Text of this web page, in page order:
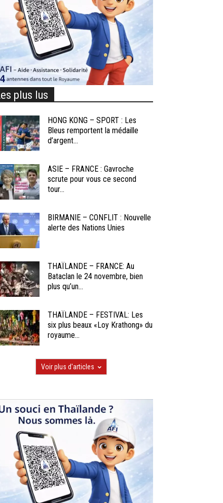
plus lus
HONG KONG – SPORT : Les
Bleus remportent la médaille
d’argent...
ASIE – FRANCE : Gavroche
scrute pour vous ce second
tour...
BIRMANIE – CONFLIT : Nouvelle
alerte des Nations Unies
THAÏLANDE – FRANCE: Au
Bataclan le 24 novembre, bien
plus qu’un...
THAÏLANDE – FESTIVAL: Les
six plus beaux «Loy Krathong» du
royaume...
Voir plus d'articles